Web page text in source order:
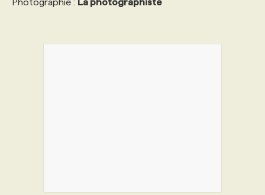
Photographie : La photographiste